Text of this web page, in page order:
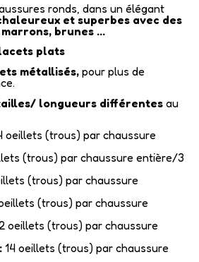
ronds, dans un élégant
et superbes avec des
brunes ...
plats
métallisés, pour plus de
longueurs différentes au
oeillets (trous) par chaussure
(trous) par chaussure entière/3
(trous) par chaussure
(trous) par chaussure
oeillets (trous) par chaussure
14 oeillets (trous) par chaussure